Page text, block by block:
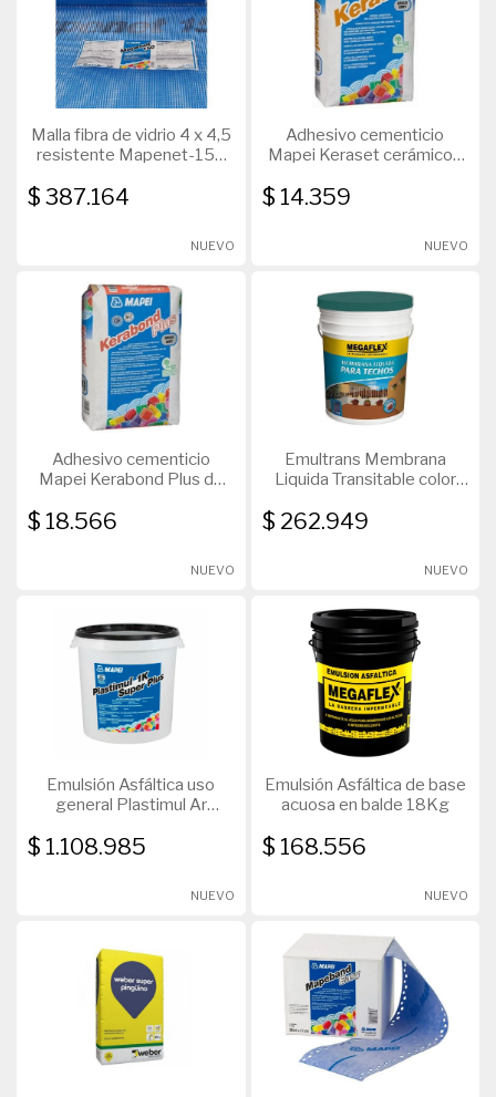
Malla fibra de vidrio 4 x 4,5
resistente Mapenet-150
$ 387.164
NUEVO
Adhesivo cementicio
Mapei Keraset cerámicos
$ 14.359
NUEVO
Adhesivo cementicio
Mapei Kerabond Plus de
$ 18.566
NUEVO
Emultrans Membrana
Liquida Transitable color
$ 262.949
NUEVO
Emulsión Asfáltica uso
general Plastimul Ar
$ 1.108.985
NUEVO
Emulsión Asfáltica de base
acuosa en balde 18Kg
$ 168.556
NUEVO